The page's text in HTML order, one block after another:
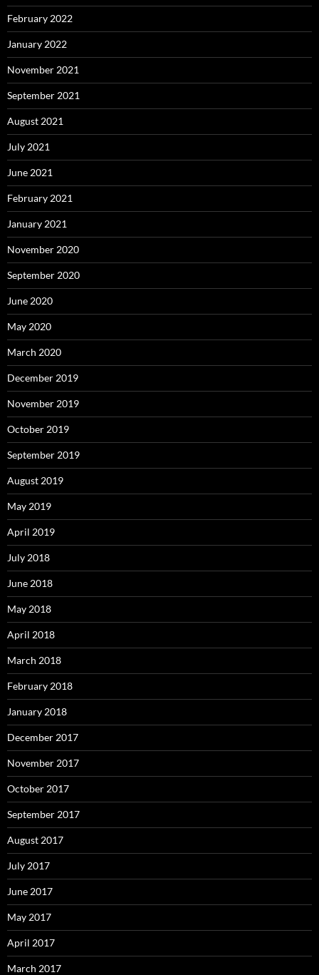
February 2022
January 2022
November 2021
September 2021
August 2021
July 2021
June 2021
February 2021
January 2021
November 2020
September 2020
June 2020
May 2020
March 2020
December 2019
November 2019
October 2019
September 2019
August 2019
May 2019
April 2019
July 2018
June 2018
May 2018
April 2018
March 2018
February 2018
January 2018
December 2017
November 2017
October 2017
September 2017
August 2017
July 2017
June 2017
May 2017
April 2017
March 2017